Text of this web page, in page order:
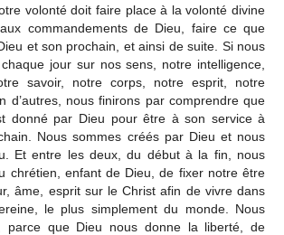
volonté doit faire place à la volonté divine
aux commandements de Dieu, faire ce que
et son prochain, et ainsi de suite. Si nous
jour sur nos sens, notre intelligence,
savoir, notre corps, notre esprit, notre
d’autres, nous finirons par comprendre que
donné par Dieu pour être à son service à
Nous sommes créés par Dieu et nous
Et entre les deux, du début à la fin, nous
chrétien, enfant de Dieu, de fixer notre être
âme, esprit sur le Christ afin de vivre dans
le plus simplement du monde. Nous
parce que Dieu nous donne la liberté, de